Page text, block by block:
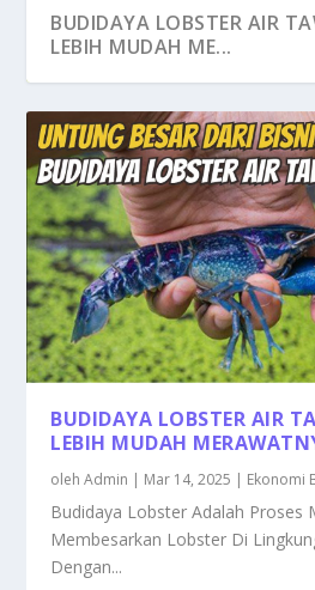
BUDIDAYA LOBSTER AIR
LEBIH MUDAH ME...
BUDIDAYA LOBSTER AIR
LEBIH MUDAH
olehAdmin | Mar 14, 2025 | Ekonomi
Budidaya Lobster Adalah Proses
Membesarkan Lobster Di
Dengan...